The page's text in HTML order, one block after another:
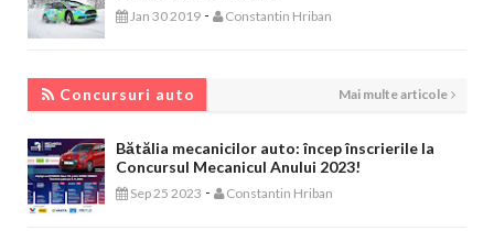
Jan 30 2019 - Constantin Hriban
Concursuri auto Mai multe articole
Bătălia mecanicilor auto: încep înscrierile la
Concursul Mecanicul Anului 2023!
Sep 25 2023 - Constantin Hriban